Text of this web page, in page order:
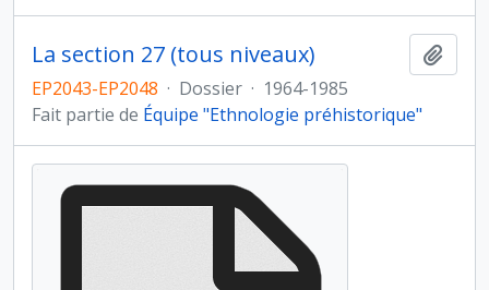
La section 27 (tous niveaux)
EP2043-EP2048 · Dossier · 1964-1985
Fait partie de Équipe "Ethnologie préhistorique"